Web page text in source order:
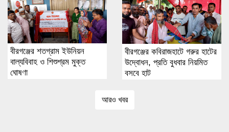
বীরগঞ্জের শতগ্রাম ইউনিয়ন
বাল্যবিবাহ ও শিশুশ্রম মুক্ত
ঘোষণা
বীরগঞ্জের কবিরাজহাটে গরুর হাটের
উদ্বোধন, প্রতি বুধবার নিয়মিত
বসবে হাট
আরও খবর